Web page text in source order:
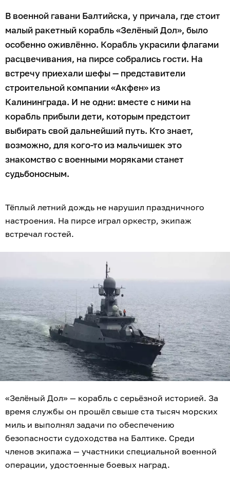
В военной гавани Балтийска, у причала, где стоит
малый ракетный корабль «Зелёный Дол», было
особенно оживлённо. Корабль украсили флагами
расцвечивания, на пирсе собрались гости. На
встречу приехали шефы — представители
строительной компании «Акфен» из
Калининграда. И не одни: вместе с ними на
корабль прибыли дети, которым предстоит
выбирать свой дальнейший путь. Кто знает,
возможно, для кого-то из мальчишек это
знакомство с военными моряками станет
судьбоносным.
Тёплый летний дождь не нарушил праздничного
настроения. На пирсе играл оркестр, экипаж
встречал гостей.
«Зелёный Дол» — корабль с серьёзной историей. За
время службы он прошёл свыше ста тысяч морских
миль и выполнял задачи по обеспечению
безопасности судоходства на Балтике. Среди
членов экипажа — участники специальной военной
операции, удостоенные боевых наград.